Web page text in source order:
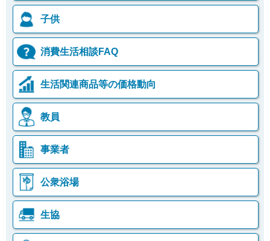
子供
消費生活相談FAQ
生活関連商品等の価格動向
教員
事業者
公衆浴場
生協